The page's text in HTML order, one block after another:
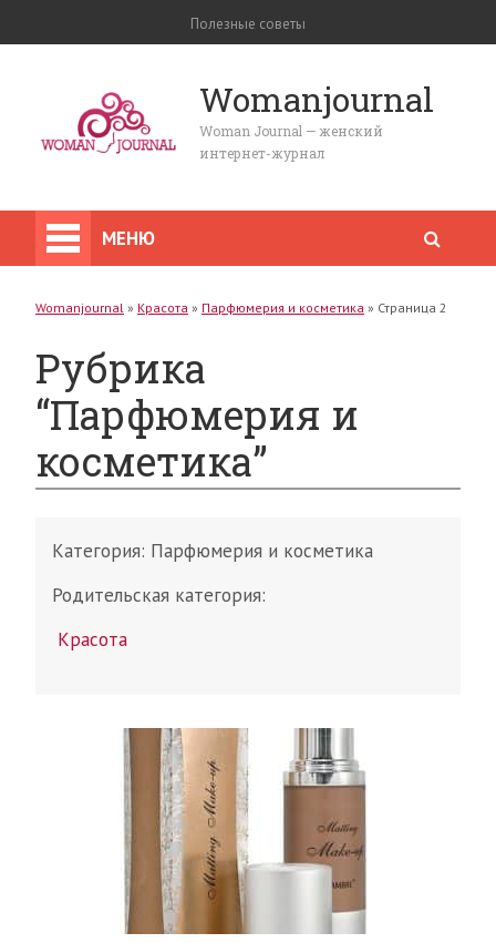
Полезные советы
Womanjournal
Woman Journal — женский
интернет-журнал
МЕНЮ
Womanjournal » Красота » Парфюмерия и косметика » Страница 2
Рубрика
“Парфюмерия и
косметика”
Категория: Парфюмерия и косметика
Родительская категория:
Красота